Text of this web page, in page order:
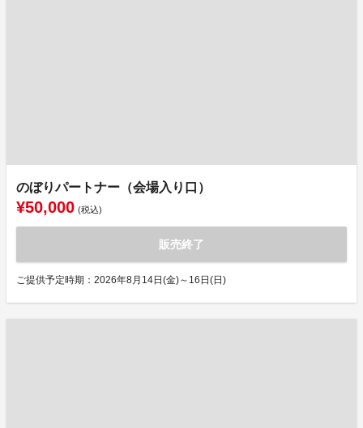
のぼりパートナー（会場入り口）
¥50,000 (税込)
販売終了
ご提供予定時期：2026年8月14日(金)～16日(日)